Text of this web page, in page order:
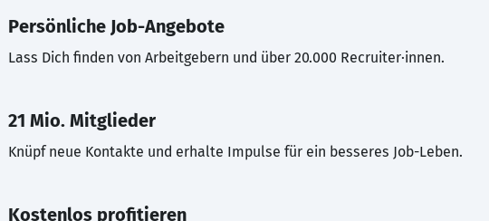
Persönliche Job-Angebote
Lass Dich finden von Arbeitgebern und über 20.000 Recruiter·innen.
21 Mio. Mitglieder
Knüpf neue Kontakte und erhalte Impulse für ein besseres Job-Leben.
Kostenlos profitieren